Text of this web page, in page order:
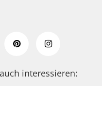
interessieren: